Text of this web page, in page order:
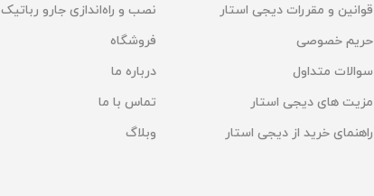
قوانین و مقررات دیجی استار
حریم خصوصی
سوالات متداول
مزیت های دیجی استار
راهنمای خرید از دیجی استار
نصب و راه‌اندازی جارو رباتیک
فروشگاه
درباره ما
تماس با ما
وبلاگ